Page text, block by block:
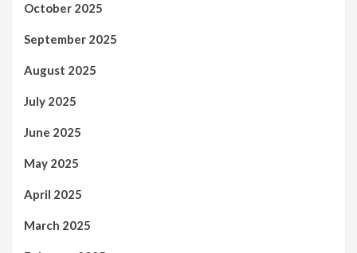
October 2025
September 2025
August 2025
July 2025
June 2025
May 2025
April 2025
March 2025